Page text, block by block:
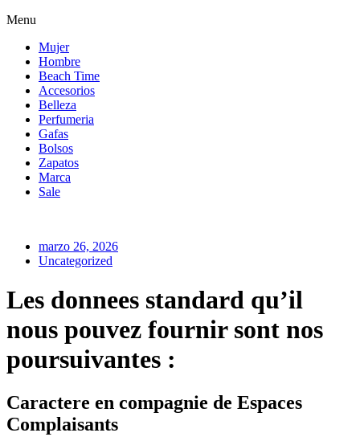
Menu
Mujer
Hombre
Beach Time
Accesorios
Belleza
Perfumeria
Gafas
Bolsos
Zapatos
Marca
Sale
marzo 26, 2026
Uncategorized
Les donnees standard qu’il
nous pouvez fournir sont nos
poursuivantes :
Caractere en compagnie de Espaces
Complaisants